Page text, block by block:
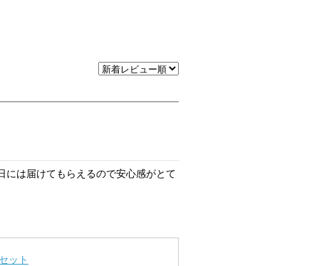
には届けてもらえるので安心感がとて
ット